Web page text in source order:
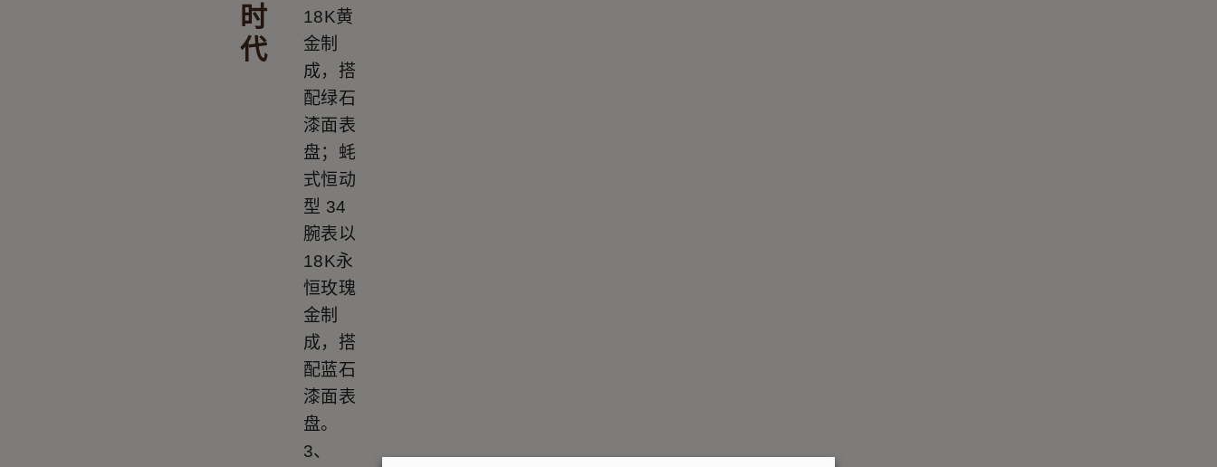
时
代
18K黄
金制
成，搭
配绿石
漆面表
盘；蚝
式恒动
型 34
腕表以
18K永
恒玫瑰
金制
成，搭
配蓝石
漆面表
盘。
3、